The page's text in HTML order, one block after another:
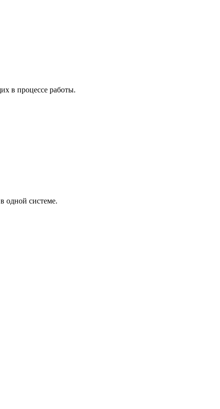
в процессе работы.
одной системе.